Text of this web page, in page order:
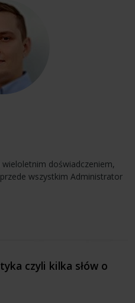
doświadczeniem,
wszystkim Administrator
czyli kilka słów o